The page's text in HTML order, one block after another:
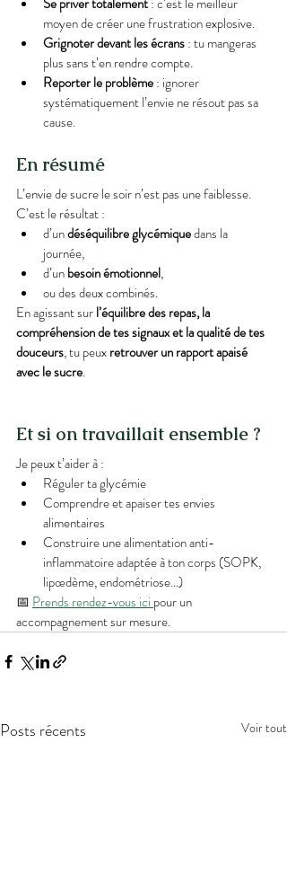
moyen de créer une frustration explosive.
Grignoter devant les écrans : tu mangeras
plus sans t’en rendre compte.
Reporter le problème : ignorer
systématiquement l’envie ne résout pas sa
cause.
En résumé
L’envie de sucre le soir n’est pas une faiblesse.
C’est le résultat :
d’un déséquilibre glycémique dans la
journée,
d’un besoin émotionnel,
ou des deux combinés.
En agissant sur l’équilibre des repas, la
compréhension de tes signaux et la qualité de tes
douceurs, tu peux retrouver un rapport apaisé
avec le sucre.
Et si on travaillait ensemble ?
Je peux t’aider à :
Réguler ta glycémie
Comprendre et apaiser tes envies
alimentaires
Construire une alimentation anti-
inflammatoire adaptée à ton corps (SOPK,
lipœdème, endométriose…)
📅 Prends rendez-vous ici pour un
accompagnement sur mesure.
Posts récents Voir tout